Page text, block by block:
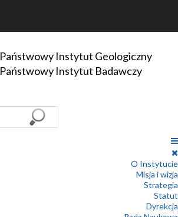
Państwowy Instytut Geologiczny
Państwowy Instytut Badawczy
O Instytucie
Misja i wizja
Strategia
Statut
Dyrekcja